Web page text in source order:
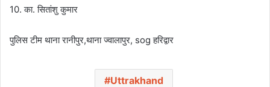
10. का. सितांशु कुमार
पुलिस टीम थाना रानीपुर,थाना ज्वालापुर, sog हरिद्वार
Uttrakhand